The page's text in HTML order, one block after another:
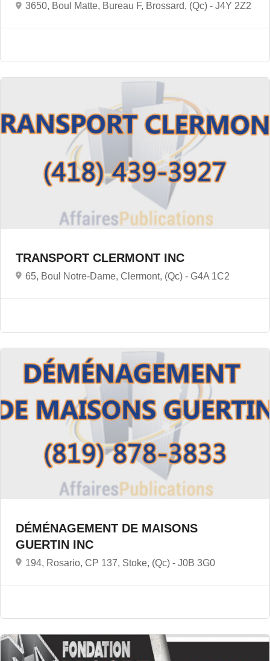
3650, Boul Matte, Bureau F, Brossard, (Qc) - J4Y 2Z2
TRANSPORT CLERMONT INC
65, Boul Notre-Dame, Clermont, (Qc) - G4A 1C2
DÉMÉNAGEMENT DE MAISONS
GUERTIN INC
194, Rosario, CP 137, Stoke, (Qc) - J0B 3G0